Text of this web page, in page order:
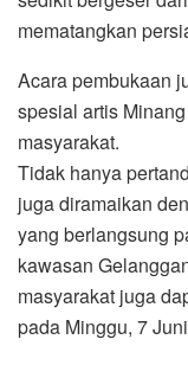
mematangkan
Acara pembukaan
spesial artis
masyarakat.
Tidak hanya
juga diramaikan
yang berlangsung
kawasan
masyarakat juga
pada Minggu, 7